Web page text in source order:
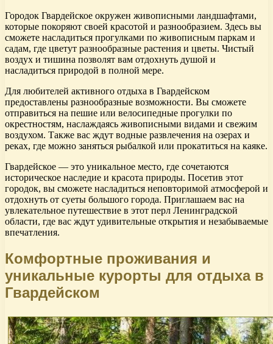
Городок Гвардейское окружен живописными ландшафтами,
которые покоряют своей красотой и разнообразием. Здесь вы
сможете насладиться прогулками по живописным паркам и
садам, где цветут разнообразные растения и цветы. Чистый
воздух и тишина позволят вам отдохнуть душой и
насладиться природой в полной мере.
Для любителей активного отдыха в Гвардейском
предоставлены разнообразные возможности. Вы сможете
отправиться на пешие или велосипедные прогулки по
окрестностям, наслаждаясь живописными видами и свежим
воздухом. Также вас ждут водные развлечения на озерах и
реках, где можно заняться рыбалкой или прокатиться на каяке.
Гвардейское — это уникальное место, где сочетаются
историческое наследие и красота природы. Посетив этот
городок, вы сможете насладиться неповторимой атмосферой и
отдохнуть от суеты большого города. Приглашаем вас на
увлекательное путешествие в этот перл Ленинградской
области, где вас ждут удивительные открытия и незабываемые
впечатления.
Комфортные проживания и
уникальные курорты для отдыха в
Гвардейском